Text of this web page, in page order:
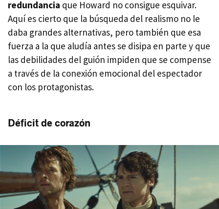
redundancia que Howard no consigue esquivar.
Aquí es cierto que la búsqueda del realismo no le
daba grandes alternativas, pero también que esa
fuerza a la que aludía antes se disipa en parte y que
las debilidades del guión impiden que se compense
a través de la conexión emocional del espectador
con los protagonistas.
Déficit de corazón